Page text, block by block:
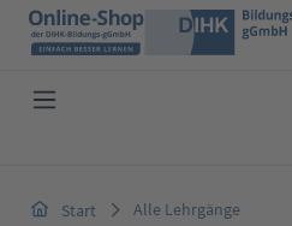
Zum Hauptinhalt springen
Start
Alle Lehrgänge